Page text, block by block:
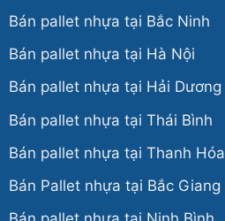
Bán pallet nhựa tại Bắc Ninh
Bán pallet nhựa tại Hà Nội
Bán pallet nhựa tại Hải Dương
Bán pallet nhựa tại Thái Bình
Bán pallet nhựa tại Thanh Hóa
Bán Pallet nhựa tại Bắc Giang